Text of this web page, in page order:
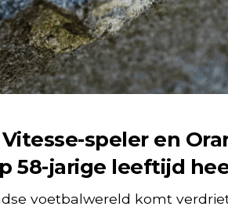
speler en
58-jarige leeftijd
voetbalwereld komt